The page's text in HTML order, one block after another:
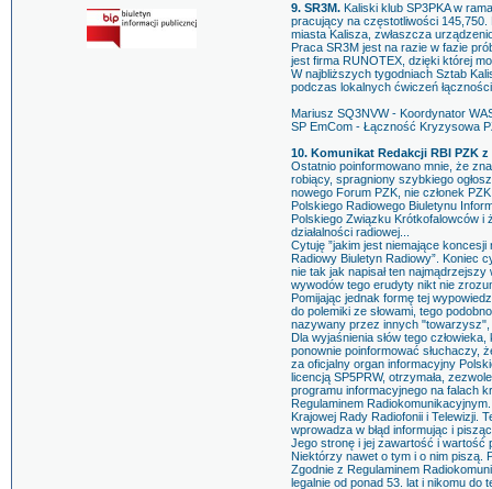
9. SR3M. Kaliski klub SP3PKA w
pracujący na częstotliwości 145,750.
miasta Kalisza, zwłaszcza
Praca SR3M jest na razie w fazie
jest firma RUNOTEX, dzięki której
W najbliższych tygodniach Sztab
podczas lokalnych ćwiczeń
Mariusz SQ3NVW - Koordynator
SP EmCom - Łączność Kryzysowa
10. Komunikat Redakcji RBI PZK z
Ostatnio poinformowano mnie, że
robiący, spragniony szybkiego
nowego Forum PZK, nie członek
Polskiego Radiowego Biuletynu
Polskiego Związku Krótkofalowców i
działalności radiowej...
Cytuję ”jakim jest niemające
Radiowy Biuletyn Radiowy”. Koniec
nie tak jak napisał ten
wywodów tego erudyty nikt nie
Pomijając jednak formę tej
do polemiki ze słowami, tego
nazywany przez innych
Dla wyjaśnienia słów tego
ponownie poinformować słuchaczy,
za oficjalny organ informacyjny
licencją SP5PRW, otrzymała,
programu informacyjnego na falach
Regulaminem
Krajowej Rady Radiofonii i Telewizji.
wprowadza w błąd informując i
Jego stronę i jej zawartość i wartość
Niektórzy nawet o tym i o nim piszą.
Zgodnie z Regulaminem
legalnie od ponad 53. lat i nikomu